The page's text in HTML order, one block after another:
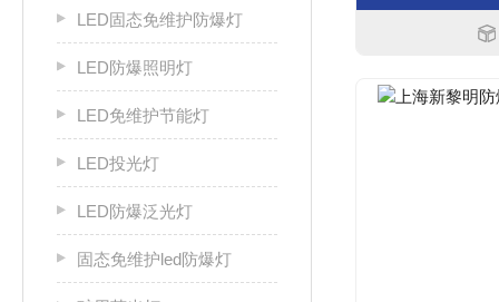
LED固态免维护防爆灯
LED防爆照明灯
LED免维护节能灯
LED投光灯
LED防爆泛光灯
固态免维护led防爆灯